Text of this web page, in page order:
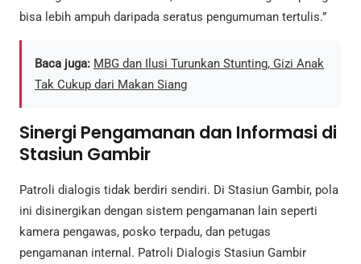
bisa lebih ampuh daripada seratus pengumuman tertulis.”
Baca juga: MBG dan Ilusi Turunkan Stunting, Gizi Anak
Tak Cukup dari Makan Siang
Sinergi Pengamanan dan Informasi di
Stasiun Gambir
Patroli dialogis tidak berdiri sendiri. Di Stasiun Gambir, pola
ini disinergikan dengan sistem pengamanan lain seperti
kamera pengawas, posko terpadu, dan petugas
pengamanan internal. Patroli Dialogis Stasiun Gambir